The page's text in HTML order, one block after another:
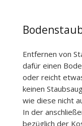
Entfernen von
dafür einen
oder reicht
keinen
wie diese nicht
In der
bezüglich der